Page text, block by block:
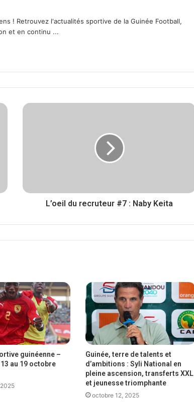
! Retrouvez l'actualités sportive de la Guinée Football,
et en continu ...
L’oeil du recruteur #7 : Naby Keita
guinéenne –
au 19 octobre
Guinée, terre de talents et
d’ambitions : Syli National en
pleine ascension, transferts XXL
et jeunesse triomphante
octobre 12, 2025